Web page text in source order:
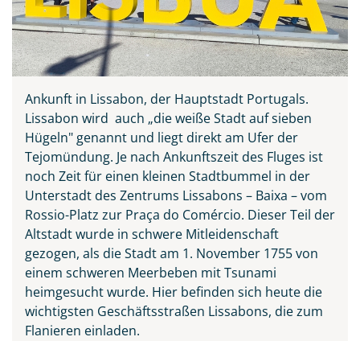
Ankunft in Lissabon, der Hauptstadt Portugals.
Lissabon wird auch „die weiße Stadt auf sieben
Hügeln" genannt und liegt direkt am Ufer der
Tejomündung. Je nach Ankunftszeit des Fluges ist
noch Zeit für einen kleinen Stadtbummel in der
Unterstadt des Zentrums Lissabons – Baixa – vom
Rossio-Platz zur Praça do Comércio. Dieser Teil der
Altstadt wurde in schwere Mitleidenschaft
gezogen, als die Stadt am 1. November 1755 von
einem schweren Meerbeben mit Tsunami
heimgesucht wurde. Hier befinden sich heute die
wichtigsten Geschäftsstraßen Lissabons, die zum
Flanieren einladen.